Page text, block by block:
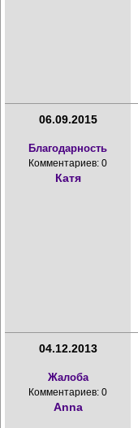
06.09.2015
Благодарность
Комментариев: 0
Катя
04.12.2013
Жалоба
Комментариев: 0
Anna